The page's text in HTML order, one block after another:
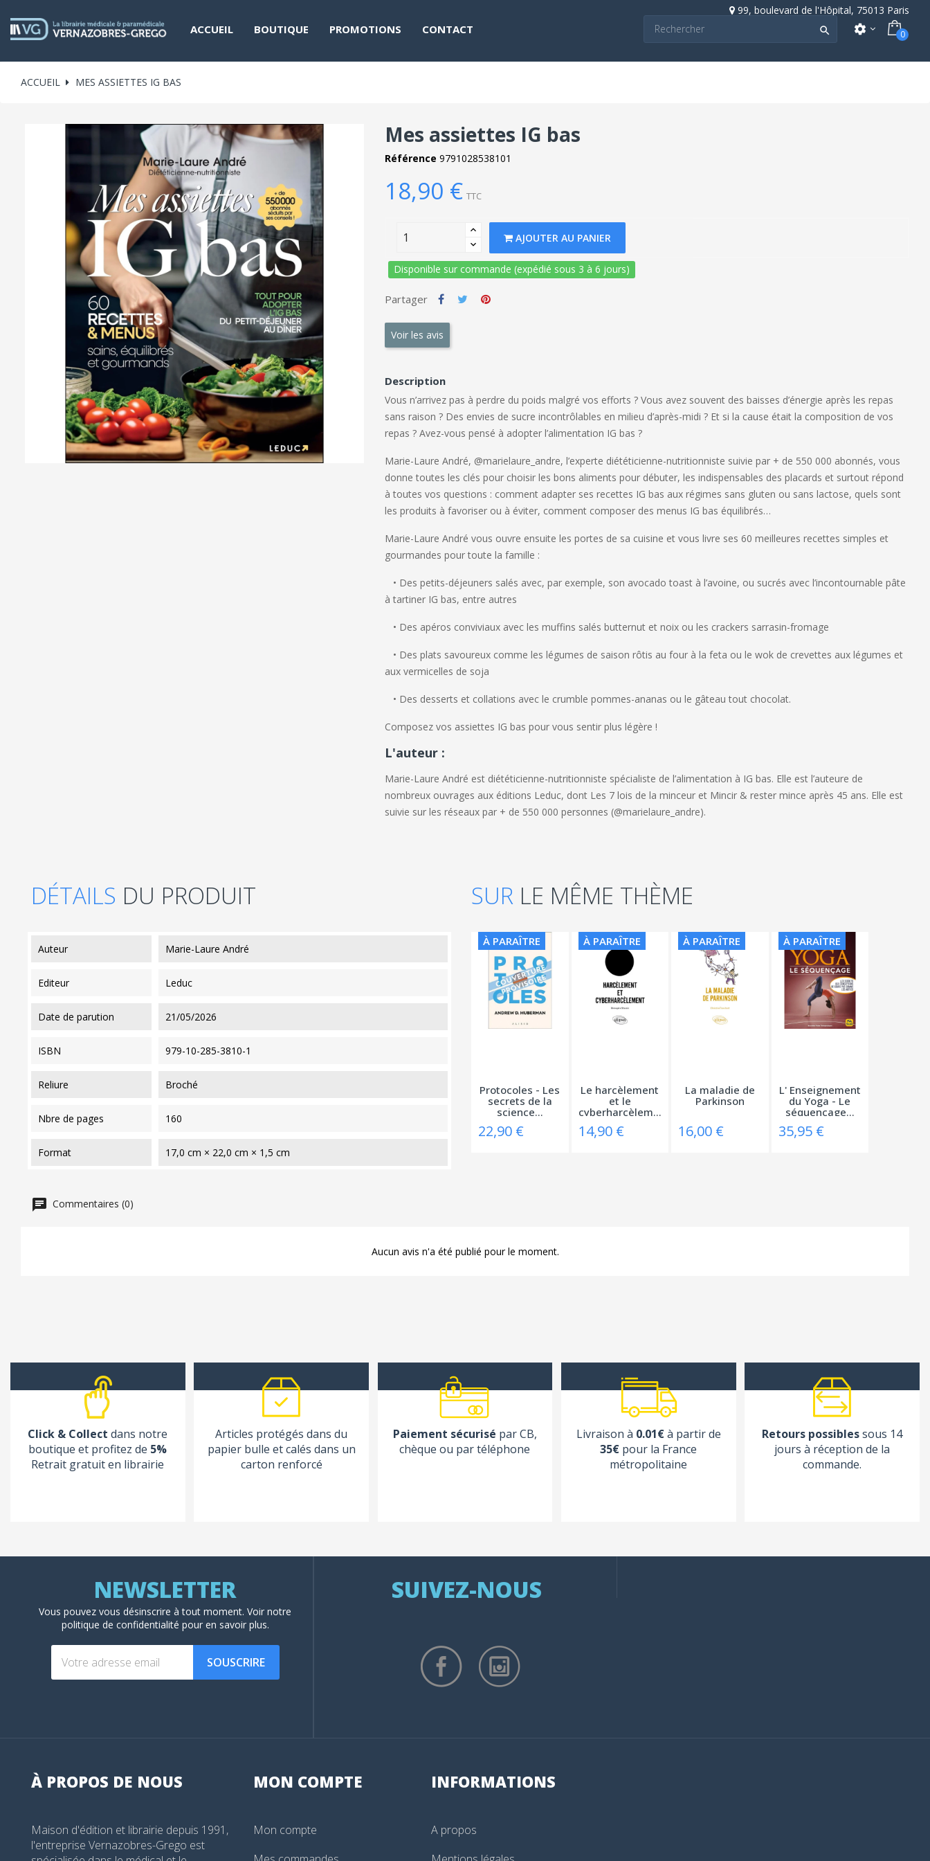
99, boulevard de l'Hôpital, 75013 Paris
ACCUEIL BOUTIQUE PROMOTIONS CONTACT  settings 0
ACCUEIL MES ASSIETTES IG BAS
Mes assiettes IG bas
Référence 9791028538101
18,90 € TTC
AJOUTER AU PANIER
Disponible sur commande (expédié sous 3 à 6 jours)
Partager
Voir les avis
Description
Vous n’arrivez pas à perdre du poids malgré vos efforts ? Vous avez souvent des baisses d’énergie après les repas
sans raison ? Des envies de sucre incontrôlables en milieu d’après-midi ? Et si la cause était la composition de vos
repas ? Avez-vous pensé à adopter l’alimentation IG bas ?
Marie-Laure André, @marielaure_andre, l’experte diététicienne-nutritionniste suivie par + de 550 000 abonnés, vous
donne toutes les clés pour choisir les bons aliments pour débuter, les indispensables des placards et surtout répond
à toutes vos questions : comment adapter ses recettes IG bas aux régimes sans gluten ou sans lactose, quels sont
les produits à favoriser ou à éviter, comment composer des menus IG bas équilibrés…
Marie-Laure André vous ouvre ensuite les portes de sa cuisine et vous livre ses 60 meilleures recettes simples et
gourmandes pour toute la famille :
• Des petits-déjeuners salés avec, par exemple, son avocado toast à l’avoine, ou sucrés avec l’incontournable pâte
à tartiner IG bas, entre autres
• Des apéros conviviaux avec les muffins salés butternut et noix ou les crackers sarrasin-fromage
• Des plats savoureux comme les légumes de saison rôtis au four à la feta ou le wok de crevettes aux légumes et
aux vermicelles de soja
• Des desserts et collations avec le crumble pommes-ananas ou le gâteau tout chocolat.
Composez vos assiettes IG bas pour vous sentir plus légère !
L'auteur :
Marie-Laure André est diététicienne-nutritionniste spécialiste de l’alimentation à IG bas. Elle est l’auteure de
nombreux ouvrages aux éditions Leduc, dont Les 7 lois de la minceuret Mincir & rester mince après 45 ans. Elle est
suivie sur les réseaux par + de 550 000 personnes (@marielaure_andre).
DÉTAILS DU PRODUIT
auteur Marie-Laure André
editeur Leduc
date de parution 21/05/2026
ISBN 979-10-285-3810-1
reliure Broché
nbre de pages 160
format 17,0 cm × 22,0 cm × 1,5 cm
SUR LE MÊME THÈME
À PARAÎTRE
Protocoles - Les
secrets de la
science...
22,90 €
À PARAÎTRE
Le harcèlement
et le
cyberharcèlement
14,90 €
À PARAÎTRE
La maladie de
Parkinson
16,00 €
À PARAÎTRE
L' Enseignement
du Yoga - Le
séquençage...
35,95 €
Commentaires (0)
Aucun avis n'a été publié pour le moment.
Click & Collect dans notre
boutique et profitez de 5%
Retrait gratuit en librairie
Articles protégés dans du
papier bulle et calés dans un
carton renforcé
Paiement sécurisé par CB,
chèque ou par téléphone
Livraison à 0.01€à partir de
35€ pour la France
métropolitaine
Retours possiblessous 14
jours à réception de la
commande.
Vous pouvez vous désinscrire à tout moment. Voirnotre
politique de confidentialité pour en savoir plus.
SOUSCRIRE
SUIVEZ-NOUS
À PROPOS DE NOUS
Maison d'édition et librairie depuis 1991,
l'entreprise Vernazobres-Grego est
MON COMPTE
Mon compte
INFORMATIONS
A propos